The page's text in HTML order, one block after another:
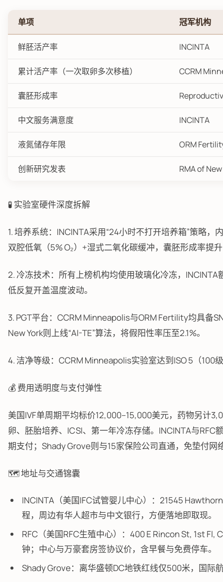
单项 冠军机构
鲜胚活产率 INCINTA
累计活产率（一次取卵多次移植） CCRM
囊胚形成率
中文服务满意度 INCINTA
液氮储存年限 ORM
创新研究发表 RMA of
🧪 实验室硬件深度拆解
1. 培养系统：INCINTA采用“24小时不打开培养箱”策略
双腔低氧（5% O₂）+湿式二氧化碳缓冲，囊胚形成率提
2. 冷冻技术：所有上榜机构均使用玻璃化冷冻，
低反复开盖温度波动。
3. PGT平台：CCRM Minneapolis与ORM Fertility均具备
New York则上线“AI-TE”算法，将假阳性率压至2.1%。
4. 洁净等级：CCRM Minneapolis实验室达到ISO 5（
💰 费用透明度与支付弹性
美国IVF单周期平均标价12,000–15,000美元，药物另计
卵、胚胎培养、ICSI、第一年冷冻存储。INCINTA与RFC
期支付；Shady Grove则与15家保险公司直通，免垫付
🗺️ 地址与交通锦囊
INCINTA（美国IFC试管婴儿中心）：21545
程，周边有华人超市与中文银行，方便落地即取现。
RFC（美国RFC生殖中心）：400 E Rincon St, 1st
钟；中心与万豪套房签协议价，含早餐与免费停车。
Shady Grove：离华盛顿DC地铁红线仅500米，国际